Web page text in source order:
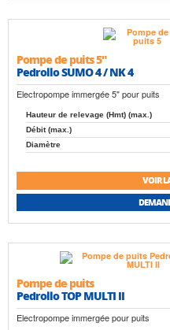
Pompe de puits 5"
Pedrollo SUMO 4 / NK 4
Electropompe immergée 5" pour puits
Hauteur de relevage (Hmt) (max.)
Débit (max.)
Diamètre
VOIR
Pompe de puits
Pedrollo TOP MULTI II
Electropompe immergée pour puits